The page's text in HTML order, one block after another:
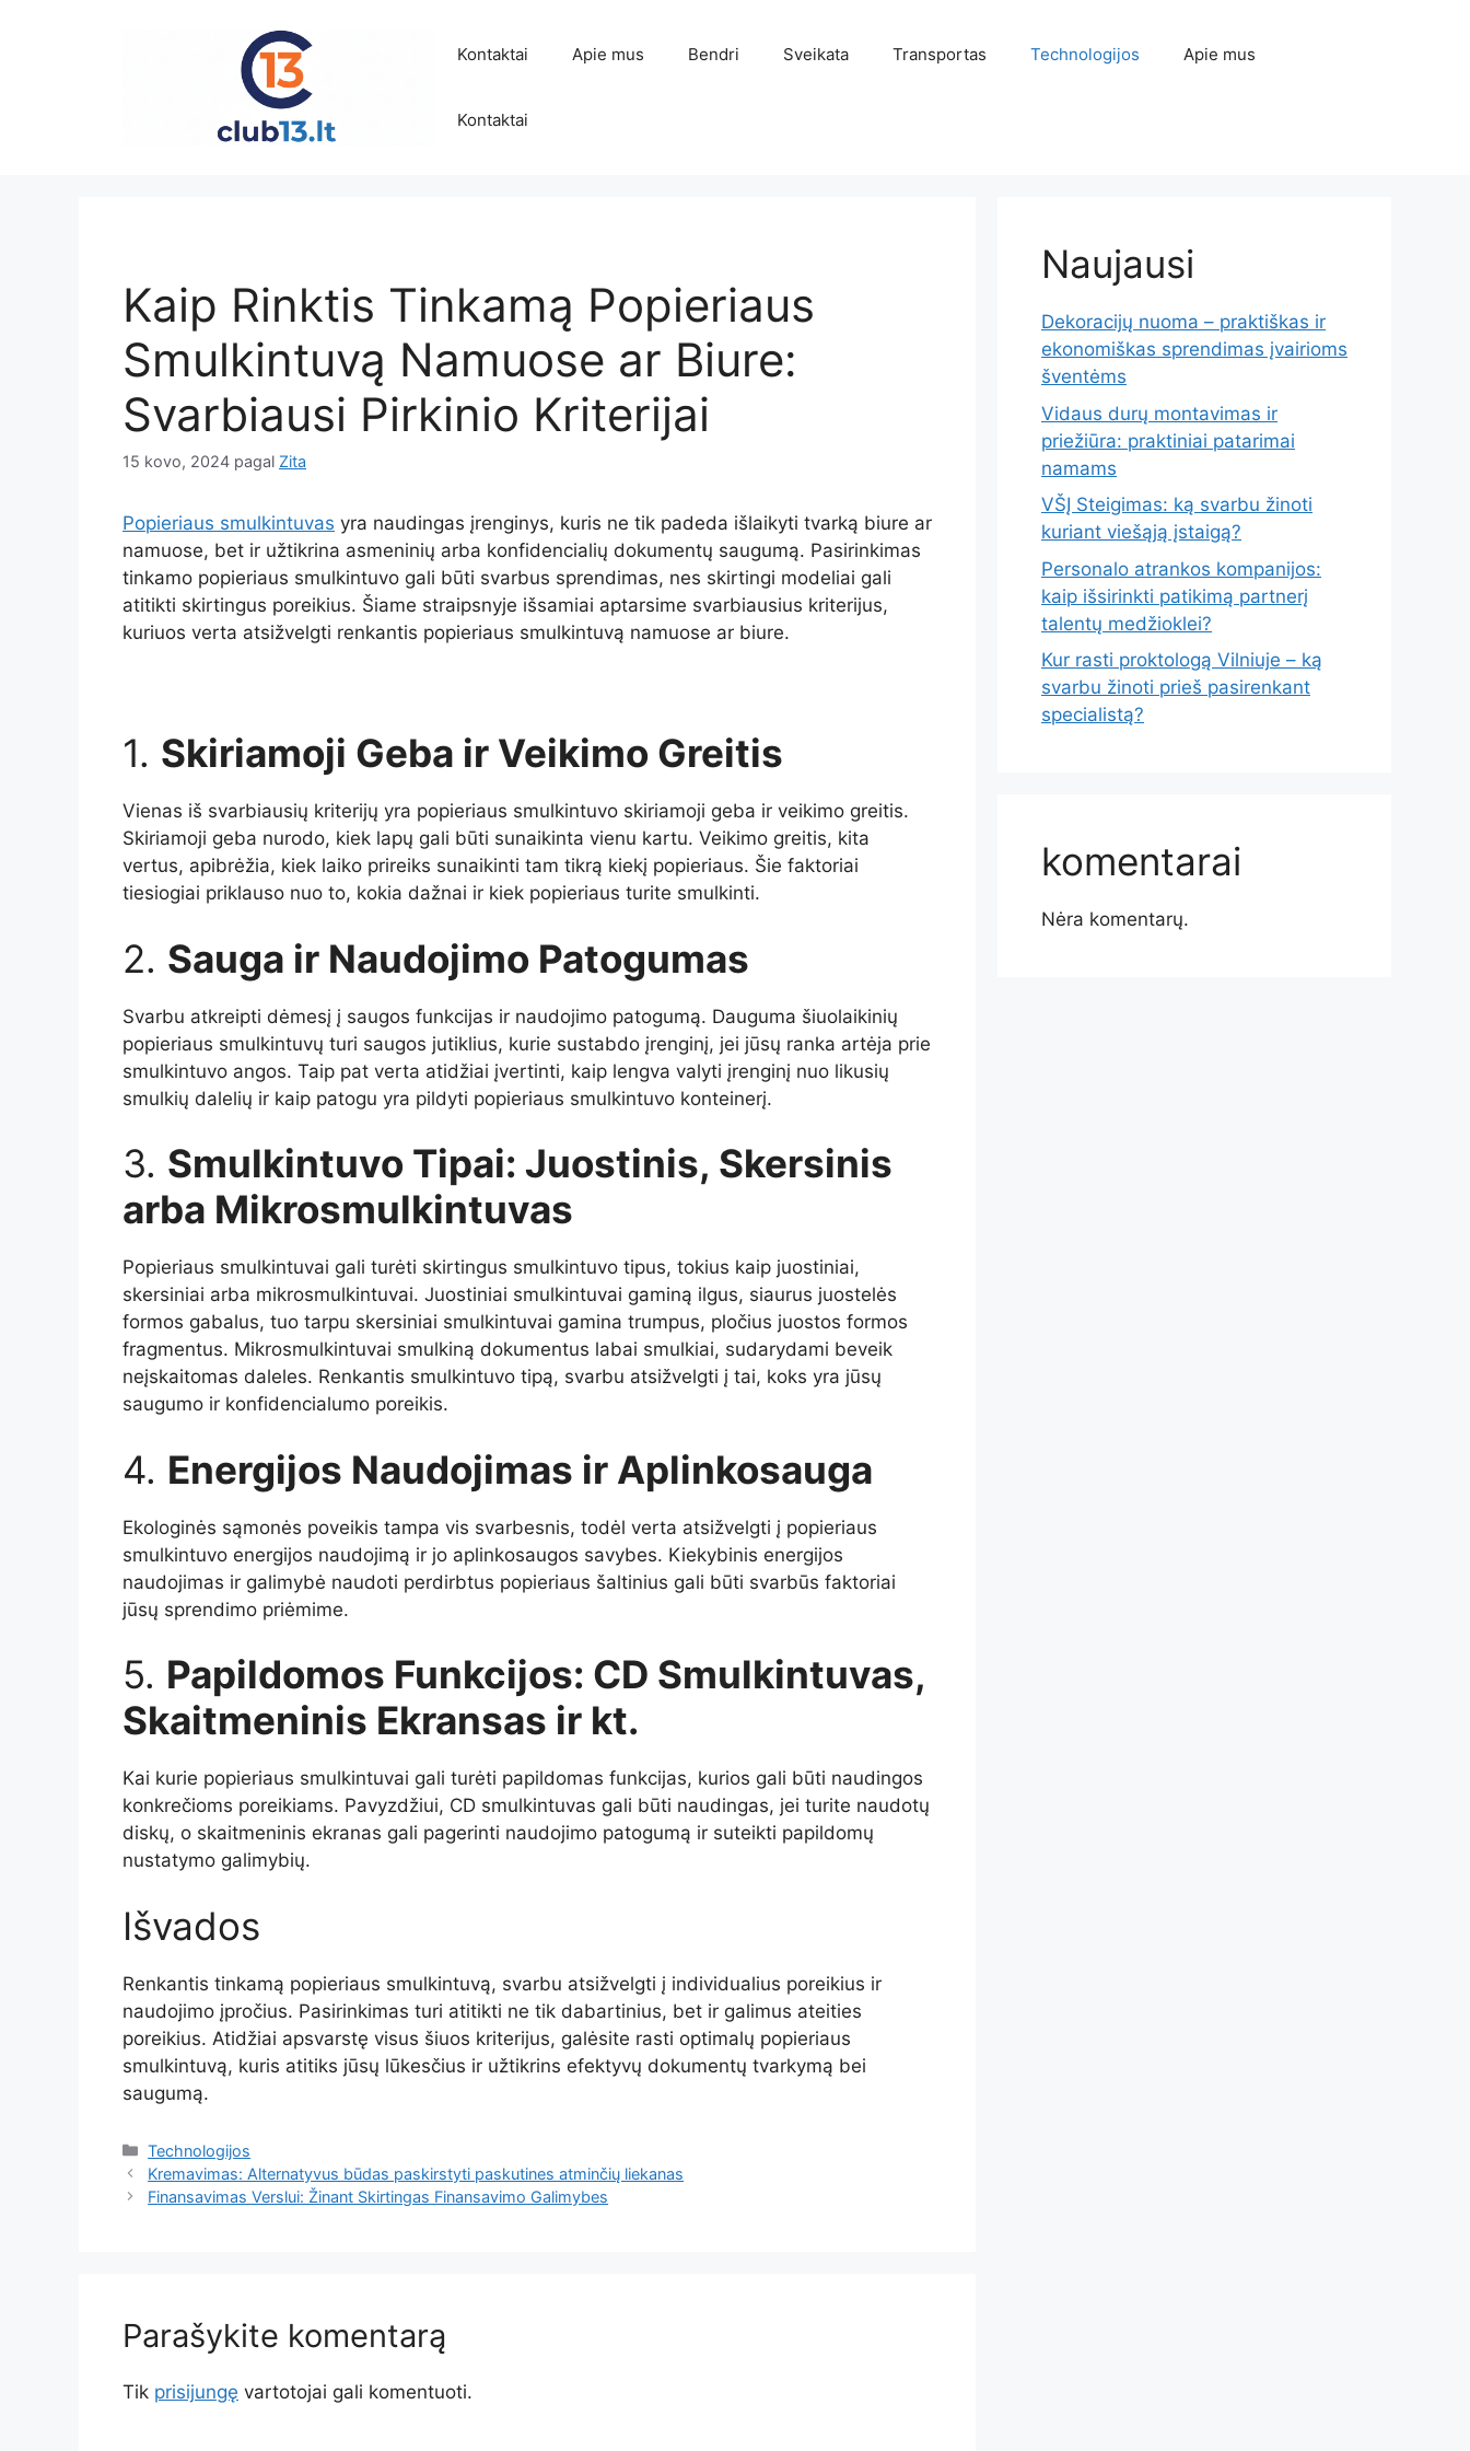
Kontaktai Apie mus Bendri Sveikata Transportas Technologijos Apie mus
Kontaktai
Kaip Rinktis Tinkamą Popieriaus
Smulkintuvą Namuose ar Biure:
Svarbiausi Pirkinio Kriterijai
15 kovo, 2024 pagal Zita
Popieriaus smulkintuvas yra naudingas įrenginys, kuris ne tik padeda išlaikyti tvarką biure ar
namuose, bet ir užtikrina asmeninių arba konfidencialių dokumentų saugumą. Pasirinkimas
tinkamo popieriaus smulkintuvo gali būti svarbus sprendimas, nes skirtingi modeliai gali
atitikti skirtingus poreikius. Šiame straipsnyje išsamiai aptarsime svarbiausius kriterijus,
kuriuos verta atsižvelgti renkantis popieriaus smulkintuvą namuose ar biure.
1. Skiriamoji Geba ir Veikimo Greitis
Vienas iš svarbiausių kriterijų yra popieriaus smulkintuvo skiriamoji geba ir veikimo greitis.
Skiriamoji geba nurodo, kiek lapų gali būti sunaikinta vienu kartu. Veikimo greitis, kita
vertus, apibrėžia, kiek laiko prireiks sunaikinti tam tikrą kiekį popieriaus. Šie faktoriai
tiesiogiai priklauso nuo to, kokia dažnai ir kiek popieriaus turite smulkinti.
2. Sauga ir Naudojimo Patogumas
Svarbu atkreipti dėmesį į saugos funkcijas ir naudojimo patogumą. Dauguma šiuolaikinių
popieriaus smulkintuvų turi saugos jutiklius, kurie sustabdo įrenginį, jei jūsų ranka artėja prie
smulkintuvo angos. Taip pat verta atidžiai įvertinti, kaip lengva valyti įrenginį nuo likusių
smulkių dalelių ir kaip patogu yra pildyti popieriaus smulkintuvo konteinerį.
3. Smulkintuvo Tipai: Juostinis, Skersinis
arba Mikrosmulkintuvas
Popieriaus smulkintuvai gali turėti skirtingus smulkintuvo tipus, tokius kaip juostiniai,
skersiniai arba mikrosmulkintuvai. Juostiniai smulkintuvai gaminą ilgus, siaurus juostelės
formos gabalus, tuo tarpu skersiniai smulkintuvai gamina trumpus, pločius juostos formos
fragmentus. Mikrosmulkintuvai smulkiną dokumentus labai smulkiai, sudarydami beveik
neįskaitomas daleles. Renkantis smulkintuvo tipą, svarbu atsižvelgti į tai, koks yra jūsų
saugumo ir konfidencialumo poreikis.
4. Energijos Naudojimas ir Aplinkosauga
Ekologinės sąmonės poveikis tampa vis svarbesnis, todėl verta atsižvelgti į popieriaus
smulkintuvo energijos naudojimą ir jo aplinkosaugos savybes. Kiekybinis energijos
naudojimas ir galimybė naudoti perdirbtus popieriaus šaltinius gali būti svarbūs faktoriai
jūsų sprendimo priėmime.
5. Papildomos Funkcijos: CD Smulkintuvas,
Skaitmeninis Ekransas ir kt.
Kai kurie popieriaus smulkintuvai gali turėti papildomas funkcijas, kurios gali būti naudingos
konkrečioms poreikiams. Pavyzdžiui, CD smulkintuvas gali būti naudingas, jei turite naudotų
diskų, o skaitmeninis ekranas gali pagerinti naudojimo patogumą ir suteikti papildomų
nustatymo galimybių.
Išvados
Renkantis tinkamą popieriaus smulkintuvą, svarbu atsižvelgti į individualius poreikius ir
naudojimo įpročius. Pasirinkimas turi atitikti ne tik dabartinius, bet ir galimus ateities
poreikius. Atidžiai apsvarstę visus šiuos kriterijus, galėsite rasti optimalų popieriaus
smulkintuvą, kuris atitiks jūsų lūkesčius ir užtikrins efektyvų dokumentų tvarkymą bei
saugumą.
Kategorijos
Technologijos
Kremavimas: Alternatyvus būdas paskirstyti paskutines atminčių liekanas
Finansavimas Verslui: Žinant Skirtingas Finansavimo Galimybes
Parašykite komentarą
Tik prisijungę vartotojai gali komentuoti.
Naujausi
Dekoracijų nuoma – praktiškas ir
ekonomiškas sprendimas įvairioms
šventėms
Vidaus durų montavimas ir
priežiūra: praktiniai patarimai
namams
VŠĮ Steigimas: ką svarbu žinoti
kuriant viešąją įstaigą?
Personalo atrankos kompanijos:
kaip išsirinkti patikimą partnerį
talentų medžioklei?
Kur rasti proktologą Vilniuje – ką
svarbu žinoti prieš pasirenkant
specialistą?
komentarai
Nėra komentarų.